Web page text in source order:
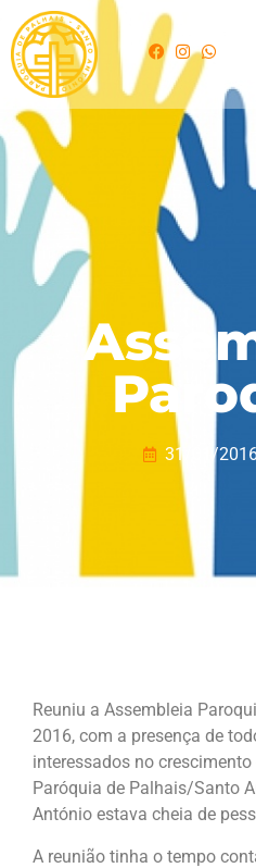
31/01/
Reuniu a Assembleia
2016, com a presença de
interessados no
Paróquia de Palhais/Santo
António estava cheia de
A reunião tinha o tempo